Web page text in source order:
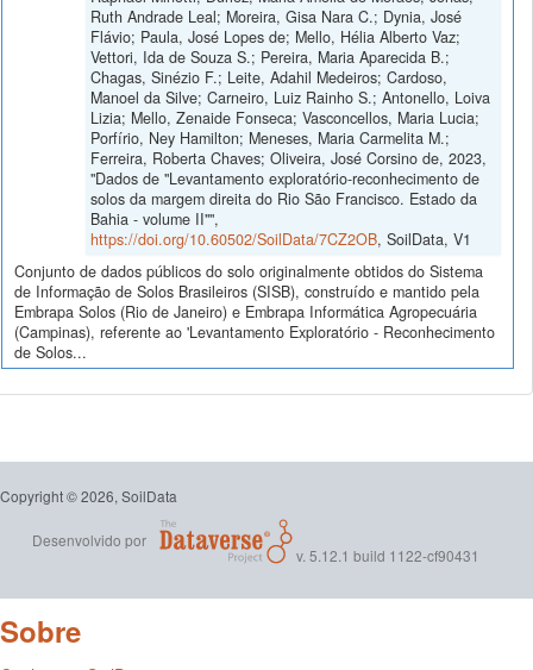
Ruth Andrade Leal; Moreira, Gisa Nara C.; Dynia, José
Flávio; Paula, José Lopes de; Mello, Hélia Alberto Vaz;
Vettori, Ida de Souza S.; Pereira, Maria Aparecida B.;
Chagas, Sinézio F.; Leite, Adahil Medeiros; Cardoso,
Manoel da Silve; Carneiro, Luiz Rainho S.; Antonello, Loiva
Lizia; Mello, Zenaide Fonseca; Vasconcellos, Maria Lucia;
Porfírio, Ney Hamilton; Meneses, Maria Carmelita M.;
Ferreira, Roberta Chaves; Oliveira, José Corsino de, 2023,
"Dados de "Levantamento exploratório-reconhecimento de
solos da margem direita do Rio São Francisco. Estado da
Bahia - volume II"",
https://doi.org/10.60502/SoilData/7CZ2OB, SoilData, V1
Conjunto de dados públicos do solo originalmente obtidos do Sistema
de Informação de Solos Brasileiros (SISB), construído e mantido pela
Embrapa Solos (Rio de Janeiro) e Embrapa Informática Agropecuária
(Campinas), referente ao 'Levantamento Exploratório - Reconhecimento
de Solos...
Copyright © 2026, SoilData
Desenvolvido por
v. 5.12.1 build 1122-cf90431
Sobre